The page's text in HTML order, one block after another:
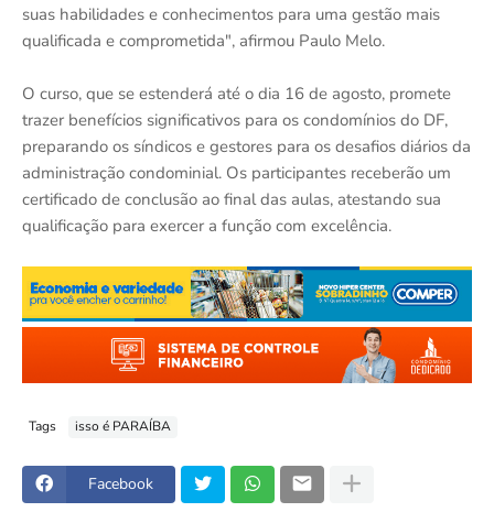
suas habilidades e conhecimentos para uma gestão mais
qualificada e comprometida", afirmou Paulo Melo.
O curso, que se estenderá até o dia 16 de agosto, promete
trazer benefícios significativos para os condomínios do DF,
preparando os síndicos e gestores para os desafios diários da
administração condominial. Os participantes receberão um
certificado de conclusão ao final das aulas, atestando sua
qualificação para exercer a função com excelência.
Tags isso é PARAÍBA
Facebook